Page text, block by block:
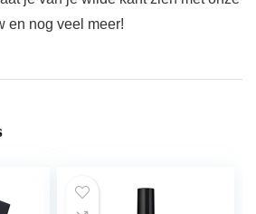
en nog veel meer!